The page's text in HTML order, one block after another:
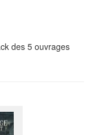
des 5 ouvrages